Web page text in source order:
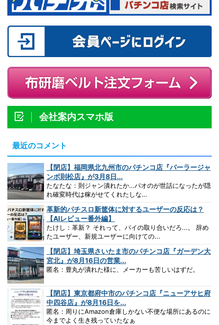
会社案内スマホ版
最近のコメント
【閉店】福岡県北九州市のパチンコ店『パーラージャ
ンボ則松店』が3月8日...
たなたな：則ジャン潰れたか…パオのが世話になったが隠
れ確変時代は稼がせてくれたしな…
革新的パチスロ新筐体に対するユーザーの反応は？
【AIレビュー番外編】
たけし：革新？ それって、パイの取り合いだろ...。 辞め
たユーザー、新規ユーザーに向けての...
【閉店】埼玉県さいたま市のパチンコ店『ガーデン大
宮北』が8月16日の営業...
匿名：豊丸が潰れた様に、メーカーも苦しいはずだ。
【閉店】東京都府中市のパチンコ店『ニューアサヒ府
中四谷店』が8月16日を...
匿名：周りにAmazon倉庫しかない不便な場所にあるのに
今までよく生き残っていたなぁ